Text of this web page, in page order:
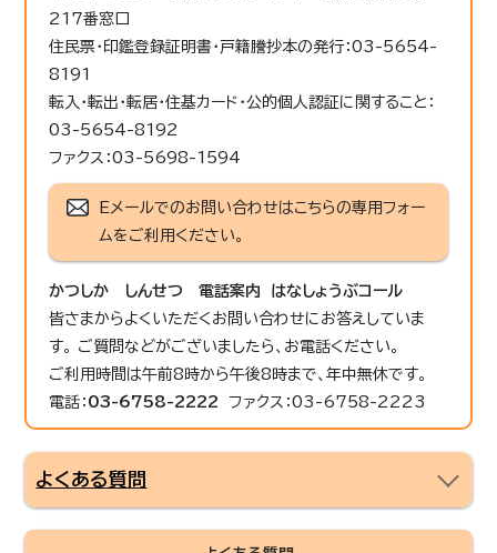
217番窓口
住民票・印鑑登録証明書・戸籍謄抄本の発行：03-5654-
8191
転入・転出・転居・住基カード・公的個人認証に関すること：
03-5654-8192
ファクス：03-5698-1594
Eメールでのお問い合わせはこちらの専用フォー
ムをご利用ください。
かつしか しんせつ 電話案内 はなしょうぶコール
皆さまからよくいただくお問い合わせにお答えしていま
す。 ご質問などがございましたら、お電話ください。
ご利用時間は午前8時から午後8時まで、年中無休です。
電話： 03-6758-2222 ファクス：03-6758-2223
よくある質問